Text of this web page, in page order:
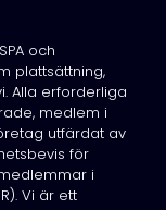
och
plattsättning,
Alla erforderliga
medlem i
utfärdat av
för
i
Vi är ett